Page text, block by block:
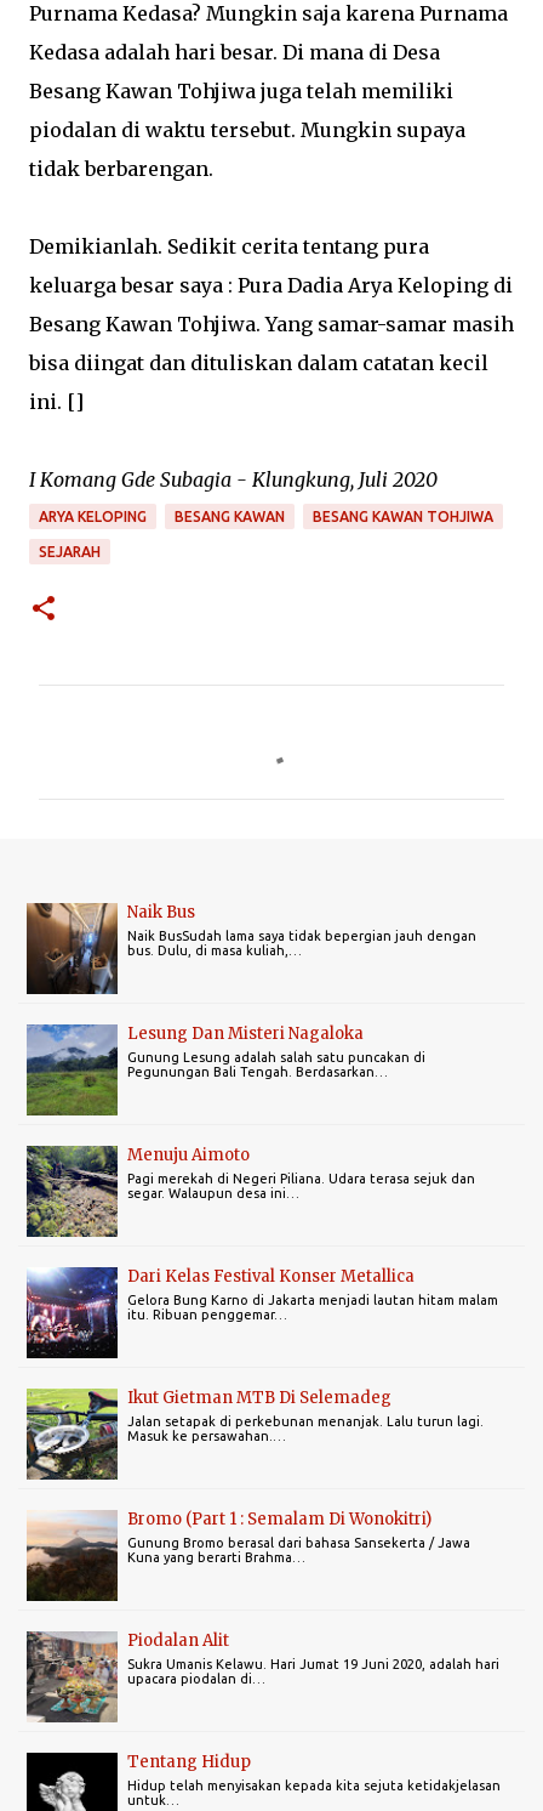
Purnama Kedasa? Mungkin saja karena Purnama
Kedasa adalah hari besar. Di mana di Desa
Besang Kawan Tohjiwa juga telah memiliki
piodalan di waktu tersebut. Mungkin supaya
tidak berbarengan.
Demikianlah. Sedikit cerita tentang pura
keluarga besar saya : Pura Dadia Arya Keloping di
Besang Kawan Tohjiwa. Yang samar-samar masih
bisa diingat dan dituliskan dalam catatan kecil
ini. []
I Komang Gde Subagia - Klungkung, Juli 2020
ARYA KELOPING BESANG KAWAN BESANG KAWAN TOHJIWA
SEJARAH
t
s
Naik Bus
Naik BusSudah lama saya tidak bepergian jauh dengan
bus. Dulu, di masa kuliah,…
Lesung Dan Misteri Nagaloka
Gunung Lesung adalah salah satu puncakan di
Pegunungan Bali Tengah. Berdasarkan…
Menuju Aimoto
Pagi merekah di Negeri Piliana. Udara terasa sejuk dan
segar. Walaupun desa ini…
Dari Kelas Festival Konser Metallica
Gelora Bung Karno di Jakarta menjadi lautan hitam malam
itu. Ribuan penggemar…
Ikut Gietman MTB Di Selemadeg
Jalan setapak di perkebunan menanjak. Lalu turun lagi.
Masuk ke persawahan.…
Bromo (Part 1 : Semalam Di Wonokitri)
Gunung Bromo berasal dari bahasa Sansekerta / Jawa
Kuna yang berarti Brahma…
Piodalan Alit
Sukra Umanis Kelawu. Hari Jumat 19 Juni 2020, adalah hari
upacara piodalan di…
Tentang Hidup
Hidup telah menyisakan kepada kita sejuta ketidakjelasan
untuk…